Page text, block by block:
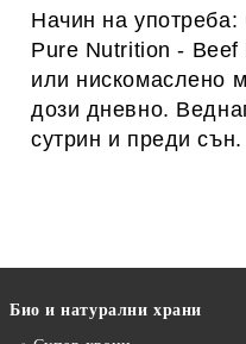
Начин на
Pure Nutrition -
или нискомаслено
дози дневно.
сутрин и преди сън.
Био и натурални храни